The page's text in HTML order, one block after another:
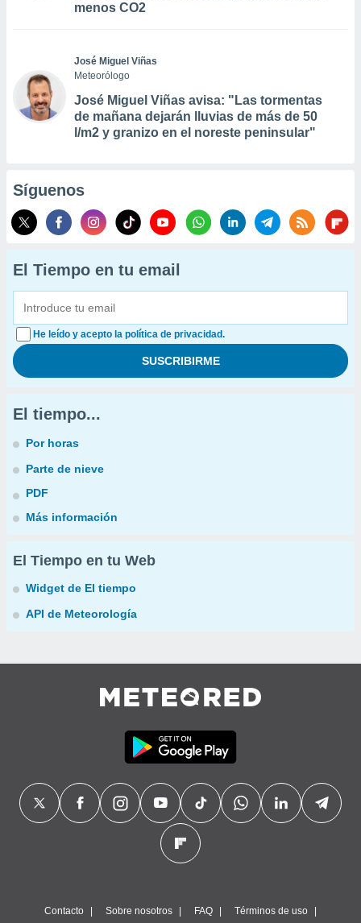
menos CO2
José Miguel Viñas
Meteorólogo
José Miguel Viñas avisa: "Las tormentas
de mañana dejarán lluvias de más de 50
l/m2 y granizo en el noreste peninsular"
Síguenos
El Tiempo en tu email
He leído y acepto la política de privacidad.
El tiempo...
Por horas
Parte de nieve
PDF
Más información
El Tiempo en tu Web
Widget de El tiempo
API de Meteorología
Contacto Sobre nosotros FAQ Términos de uso